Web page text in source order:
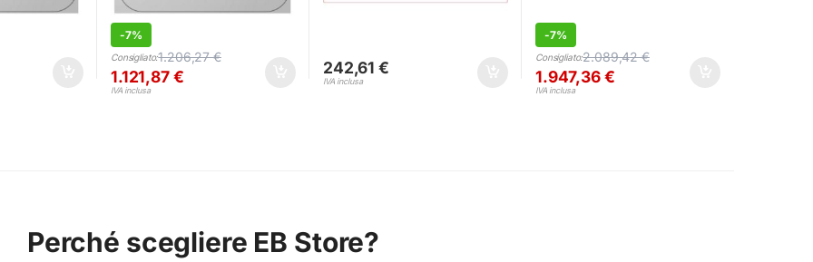
-7%
Consigliato:1.206,27€
1.121,87€
IVA inclusa
242,61€
IVA inclusa
-7%
Consigliato:2.089,42€
1.947,36€
IVA inclusa
Perché scegliere EB Store?